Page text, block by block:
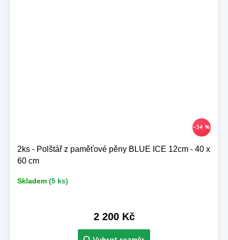
–34 %
2ks - Polštář z paměťové pěny BLUE ICE 12cm - 40 x
60 cm
Skladem (5 ks)
2 200 Kč